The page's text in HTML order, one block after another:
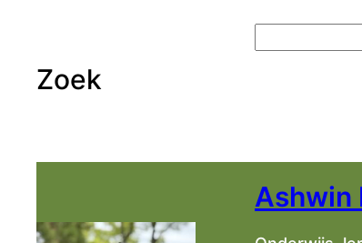
Zoek
n
Ashwin